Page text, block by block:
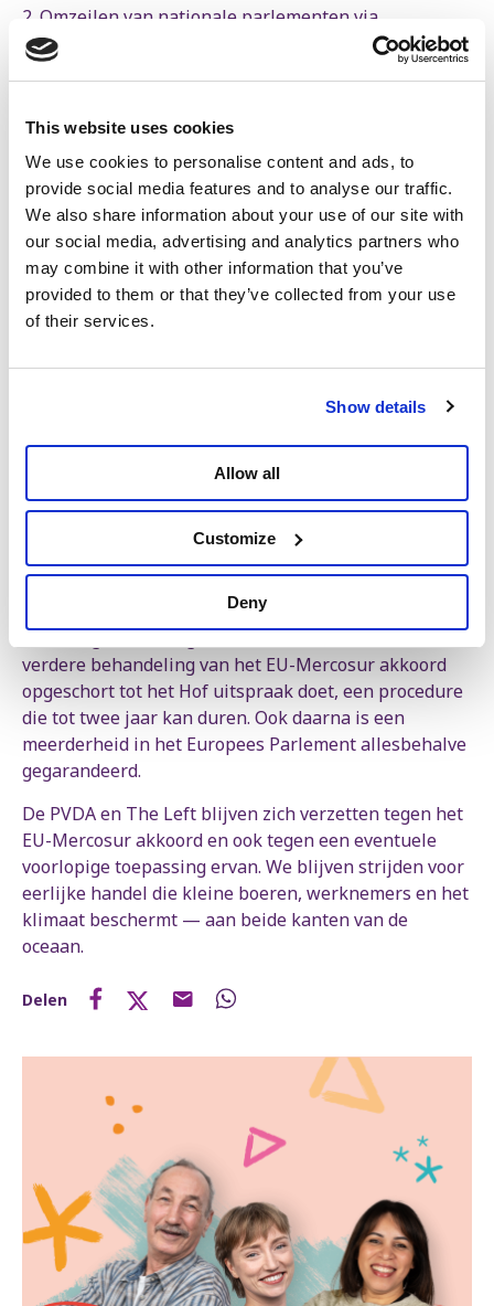
This website uses cookies
We use cookies to personalise content and ads, to
provide social media features and to analyse our traffic.
We also share information about your use of our site with
our social media, advertising and analytics partners who
may combine it with other information that you’ve
provided to them or that they’ve collected from your use
of their services.
Show details
Allow all
Customize
Deny
2. Omzeilen van nationale parlementen via
opsplitsing van het akkoord
De Europese Commissie splitste het akkoord op in
partnerschapsakkoord (EMPA). Die keuze kan strijdig
de conclusies van de Raad uit 2018, die duidelijk
stellen dat het om een gemengd akkoord gaat dat ook
door nationale parlementen moet worden
goedgekeurd. Door deze opsplitsing dreigen nationale
parlementen buitenspel te worden gezet.
3. Aantasting van het EU-voorzorgsbeginsel
gezondheid, voedselveiligheid en milieu. Het
doordat strengere Europese normen later kunnen
worden aangevochten als handelsbelemmering.
Belangrijke vertraging voor een
omstreden akkoord
Door de goedkeuring van deze resolutie wordt de
verdere behandeling van het EU-Mercosur akkoord
opgeschort tot het Hof uitspraak doet, een procedure
die tot twee jaar kan duren. Ook daarna is een
meerderheid in het Europees Parlement allesbehalve
gegarandeerd.
De PVDA en The Left blijven zich verzetten tegen het
EU-Mercosur akkoord en ook tegen een eventuele
voorlopige toepassing ervan. We blijven strijden voor
eerlijke handel die kleine boeren, werknemers en het
klimaat beschermt — aan beide kanten van de
oceaan.
Delen